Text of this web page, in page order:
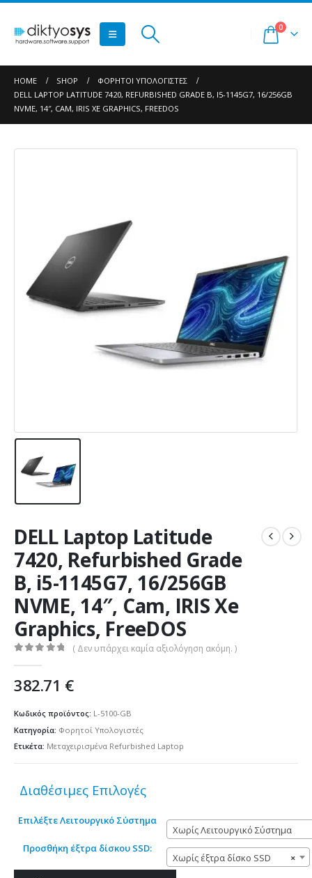
0
HOME SHOP
ΦΟΡΗΤΟΊ ΥΠΟΛΟΓΙΣΤΈΣ
DELL LAPTOP LATITUDE 7420, REFURBISHED GRADE B, I5-1145G7, 16/256GB
NVME, 14″, CAM, IRIS XE GRAPHICS, FREEDOS
DELL Laptop Latitude
7420, Refurbished Grade
B, i5-1145G7, 16/256GB
NVME, 14″, Cam, IRIS Xe
Graphics, FreeDOS
( Δεν υπάρχει καμία αξιολόγηση ακόμη. )
382.71 €
Κωδικός προϊόντος: L-5100-GB
Κατηγορία: Φορητοί Υπολογιστές
Ετικέτα: Μεταχειρισμένα Refurbished Laptop
Διαθέσιμες Επιλογές
Επιλέξτε Λειτουργικό Σύστημα
Χωρίς Λειτουργικό Σύστημα
Προσθήκη έξτρα δίσκου SSD:
×
Χωρίς έξτρα δίσκο SSD